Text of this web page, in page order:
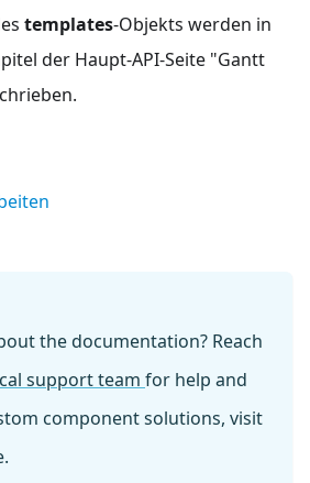
templates-Objekts werden in
der Haupt-API-Seite "Gantt
the documentation? Reach
support team for help and
component solutions, visit